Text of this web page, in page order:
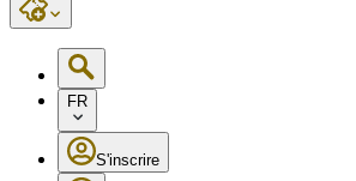
FR
S'inscrire